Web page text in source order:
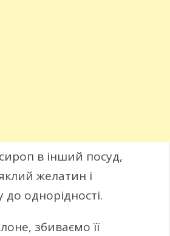
в інший посуд,
желатин і
однорідності.
збиваємо її